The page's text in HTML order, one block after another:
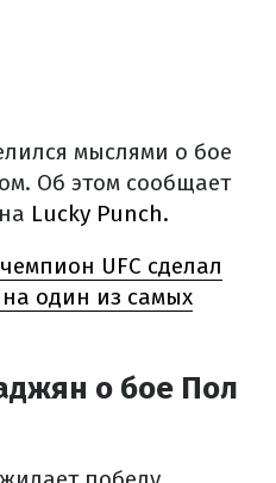
мыслями о бое
Об этом сообщает
Lucky Punch.
UFC сделал
один из самых
о бое Пол